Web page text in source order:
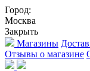
Город:
Москва
Закрыть
Магазины
Отзывы о магазине